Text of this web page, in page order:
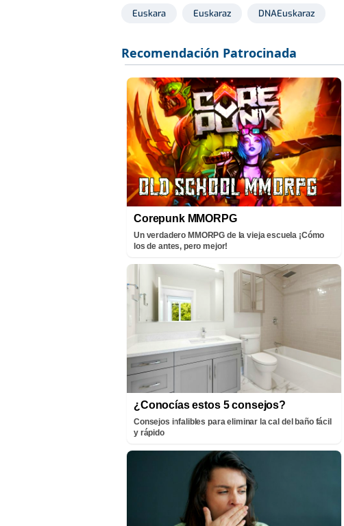
Euskara Euskaraz DNAEuskaraz
Corepunk MMORPG
Un verdadero MMORPG de la vieja escuela ¡Cómo
los de antes, pero mejor!
¿Conocías estos 5 consejos?
Consejos infalibles para eliminar la cal del baño fácil
y rápido